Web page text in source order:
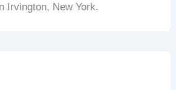
Irvington, New York.